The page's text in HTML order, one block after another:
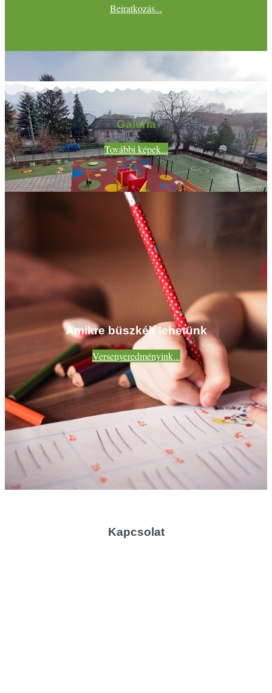
Beiratkozás...
Galéria
További képek...
Amikre büszkék lehetünk
Versenyeredményink...
Kapcsolat